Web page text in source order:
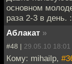
основном
раза 2-3 в день.
Аблакат »
#48 | 29.05.10 18:01
Кому: mihailp,